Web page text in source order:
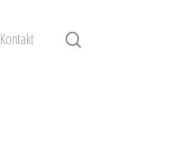
Kontakt